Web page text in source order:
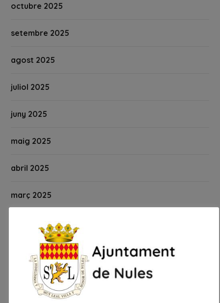
octubre 2025
setembre 2025
agost 2025
juliol 2025
juny 2025
maig 2025
abril 2025
març 2025
febrer 2025
gener 2025
desembre 2024